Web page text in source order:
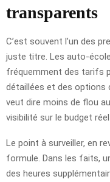
transparents
C’est souvent l’un des
juste titre. Les auto-
fréquemment des tarifs
détaillées et des options
veut dire moins de flou
visibilité sur le budget réel
Le point à surveiller, en
formule. Dans les faits,
des heures